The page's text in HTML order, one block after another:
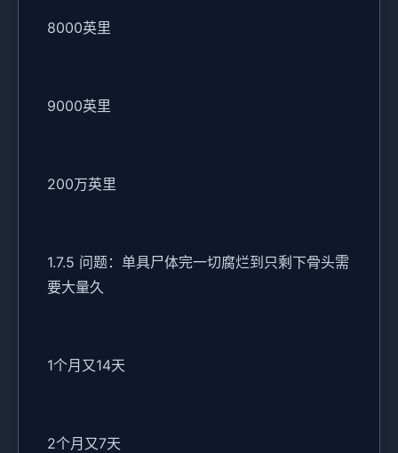
8000英里
9000英里
200万英里
1.7.5 问题：单具尸体完一切腐烂到只剩下骨头需
要大量久
1个月又14天
2个月又7天